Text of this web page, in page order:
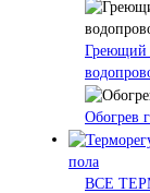
Греющий
Обогрев
пола
ВСЕ